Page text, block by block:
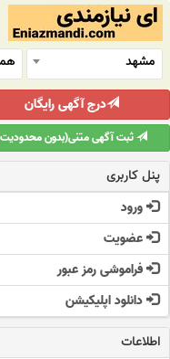
مشهد
درج آگهی رایگان
ثبت آگهی متنی(بدون
پنل کاربری
ورود
عضویت
فراموشی رمز عبور
دانلود اپلیکیشن
اطلاعات